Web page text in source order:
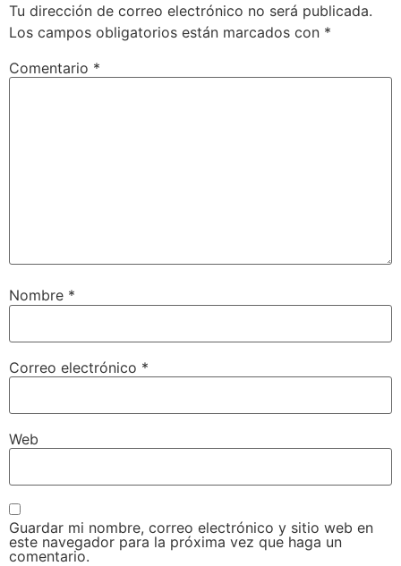
Tu dirección de correo electrónico no será publicada.
Los campos obligatorios están marcados con *
Comentario *
Nombre *
Correo electrónico *
Web
Guardar mi nombre, correo electrónico y sitio web en
este navegador para la próxima vez que haga un
comentario.